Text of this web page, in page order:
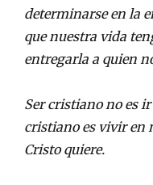
determinarse en la
que nuestra vida
entregarla a quien
Ser cristiano no es
cristiano es vivir en
Cristo quiere.